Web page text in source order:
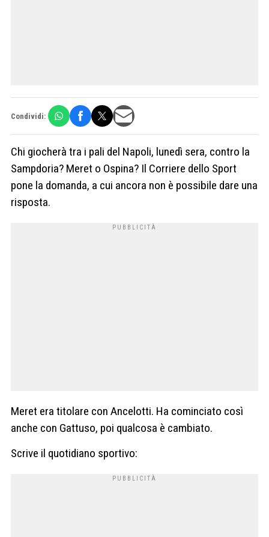
Condividi:
Chi giocherà tra i pali del Napoli, lunedì sera, contro la
Sampdoria? Meret o Ospina? Il Corriere dello Sport
pone la domanda, a cui ancora non è possibile dare una
risposta.
Meret era titolare con Ancelotti. Ha cominciato così
anche con Gattuso, poi qualcosa è cambiato.
Scrive il quotidiano sportivo: